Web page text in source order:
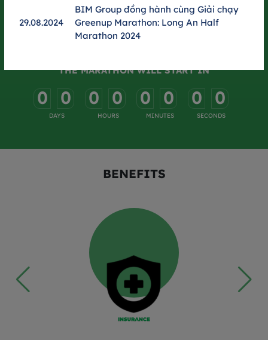
THE MARATHON WILL START IN
0
-
0
-
DAYS
0
-
0
-
HOURS
0
-
0
-
MINUTES
0
-
0
-
SECONDS
BENEFITS
29.08.2024
BIM Group đồng hành cùng Giải chạy
Greenup Marathon: Long An Half
Marathon 2024